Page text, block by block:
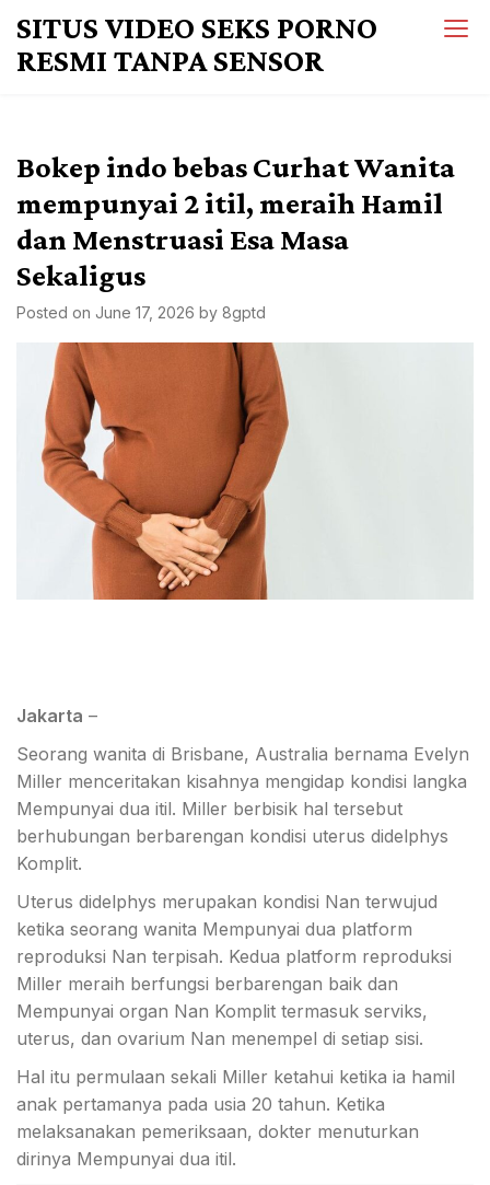
content
SITUS VIDEO SEKS PORNO
RESMI TANPA SENSOR
Bokep indo bebas Curhat Wanita
mempunyai 2 itil, meraih Hamil
dan Menstruasi Esa Masa
Sekaligus
Posted on June 17, 2026 by 8gptd
Jakarta –
Seorang wanita di Brisbane, Australia bernama Evelyn
Miller menceritakan kisahnya mengidap kondisi langka
Mempunyai dua itil. Miller berbisik hal tersebut
berhubungan berbarengan kondisi uterus didelphys
Komplit.
Uterus didelphys merupakan kondisi Nan terwujud
ketika seorang wanita Mempunyai dua platform
reproduksi Nan terpisah. Kedua platform reproduksi
Miller meraih berfungsi berbarengan baik dan
Mempunyai organ Nan Komplit termasuk serviks,
uterus, dan ovarium Nan menempel di setiap sisi.
Hal itu permulaan sekali Miller ketahui ketika ia hamil
anak pertamanya pada usia 20 tahun. Ketika
melaksanakan pemeriksaan, dokter menuturkan
dirinya Mempunyai dua itil.